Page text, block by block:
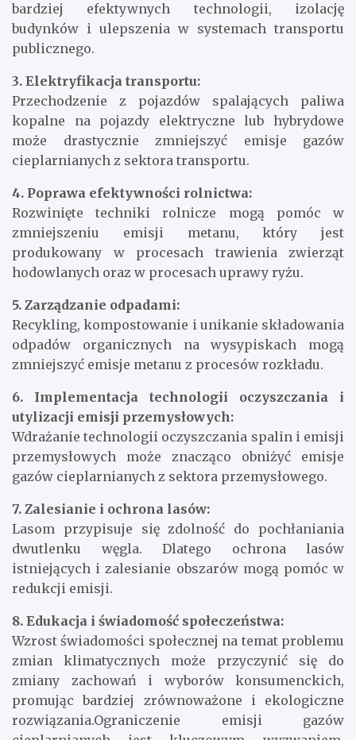
bardziej efektywnych technologii, izolację
budynków i ulepszenia w systemach transportu
publicznego.
3. Elektryfikacja transportu:
Przechodzenie z pojazdów spalających paliwa
kopalne na pojazdy elektryczne lub hybrydowe
może drastycznie zmniejszyć emisje gazów
cieplarnianych z sektora transportu.
4. Poprawa efektywności rolnictwa:
Rozwinięte techniki rolnicze mogą pomóc w
zmniejszeniu emisji metanu, który jest
produkowany w procesach trawienia zwierząt
hodowlanych oraz w procesach uprawy ryżu.
5. Zarządzanie odpadami:
Recykling, kompostowanie i unikanie składowania
odpadów organicznych na wysypiskach mogą
zmniejszyć emisje metanu z procesów rozkładu.
6. Implementacja technologii oczyszczania i
utylizacji emisji przemysłowych:
Wdrażanie technologii oczyszczania spalin i emisji
przemysłowych może znacząco obniżyć emisje
gazów cieplarnianych z sektora przemysłowego.
7. Zalesianie i ochrona lasów:
Lasom przypisuje się zdolność do pochłaniania
dwutlenku węgla. Dlatego ochrona lasów
istniejących i zalesianie obszarów mogą pomóc w
redukcji emisji.
8. Edukacja i świadomość społeczeństwa:
Wzrost świadomości społecznej na temat problemu
zmian klimatycznych może przyczynić się do
zmiany zachowań i wyborów konsumenckich,
promując bardziej zrównoważone i ekologiczne
rozwiązania.Ograniczenie emisji gazów